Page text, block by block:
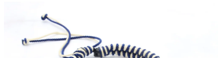
0,0
5
hviezdičiek.